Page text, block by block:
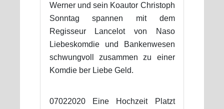
Werner und sein Koautor Christoph
Sonntag spannen mit dem
Regisseur Lancelot von Naso
Liebeskomdie und Bankenwesen
schwungvoll zusammen zu einer
Komdie ber Liebe Geld.
07022020 Eine Hochzeit Platzt